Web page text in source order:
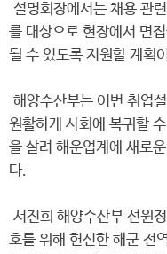
설명회장에서는 채용 관
를 대상으로 현장에서 면
될 수 있도록 지원할 계획
해양수산부는 이번 취업
원활하게 사회에 복귀할
을 살려 해운업계에 새로
다.
서진희 해양수산부 선원
호를 위해 헌신한 해군 전